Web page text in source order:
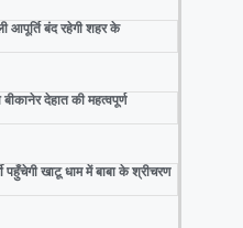
बंद रहेगी शहर के
देहात की महत्वपूर्ण
खाटू धाम में बाबा के श्रीचरण